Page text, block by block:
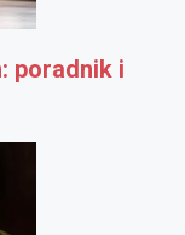
poradnik i